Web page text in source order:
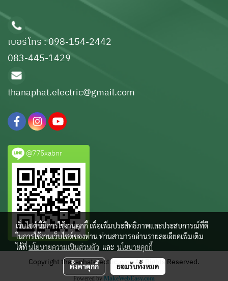
เบอร์โทร : 098-154-2442
083-445-1429
thanaphat.electric@gmail.com
@775xabnr
Copyright thanaphatelectric.com All Rights Reserved.
Powered by MakeWebEasy.com
เว็บไซต์นี้มีการใช้งานคุกกี้ เพื่อเพิ่มประสิทธิภาพและประสบการณ์ที่ดี
ในการใช้งานเว็บไซต์ของท่าน ท่านสามารถอ่านรายละเอียดเพิ่มเติม
ได้ที่นโยบายความเป็นส่วนตัว และ นโยบายคุกกี้
ตั้งค่าคุกกี้ ยอมรับทั้งหมด